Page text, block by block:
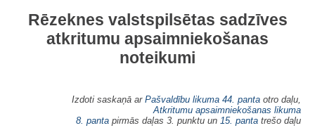
Rēzeknes valstspilsētas sadzīves
atkritumu apsaimniekošanas
noteikumi
Izdoti saskaņā ar Pašvaldību likuma 44. panta otro daļu,
Atkritumu apsaimniekošanas likuma
8. panta pirmās daļas 3. punktu un 15. panta trešo daļu